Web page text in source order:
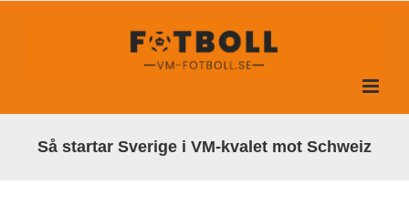
Så startar Sverige i VM-kvalet mot Schweiz